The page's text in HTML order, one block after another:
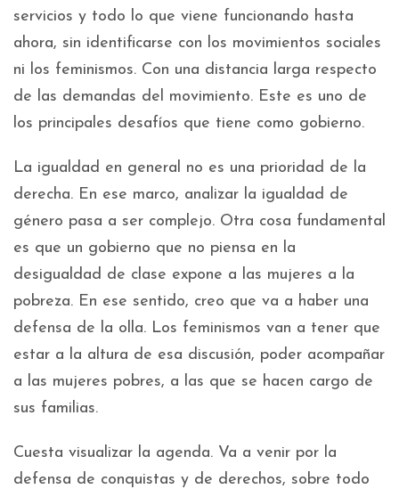
servicios y todo lo que viene funcionando hasta
ahora, sin identificarse con los movimientos sociales
ni los feminismos. Con una distancia larga respecto
de las demandas del movimiento. Este es uno de
los principales desafíos que tiene como gobierno.
La igualdad en general no es una prioridad de la
derecha. En ese marco, analizar la igualdad de
género pasa a ser complejo. Otra cosa fundamental
es que un gobierno que no piensa en la
desigualdad de clase expone a las mujeres a la
pobreza. En ese sentido, creo que va a haber una
defensa de la olla. Los feminismos van a tener que
estar a la altura de esa discusión, poder acompañar
a las mujeres pobres, a las que se hacen cargo de
sus familias.
Cuesta visualizar la agenda. Va a venir por la
defensa de conquistas y de derechos, sobre todo